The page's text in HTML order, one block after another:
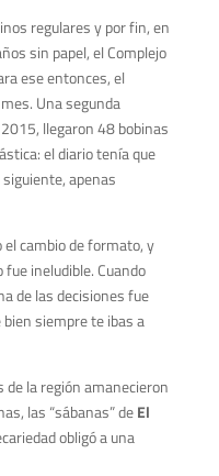
regulares y por fin, en
sin papel, el Complejo
ese entonces, el
Una segunda
llegaron 48 bobinas
el diario tenía que
apenas
cambio de formato, y
fue ineludible. Cuando
de las decisiones fue
siempre te ibas a
de la región amanecieron
las “sábanas” deEl
obligó a una